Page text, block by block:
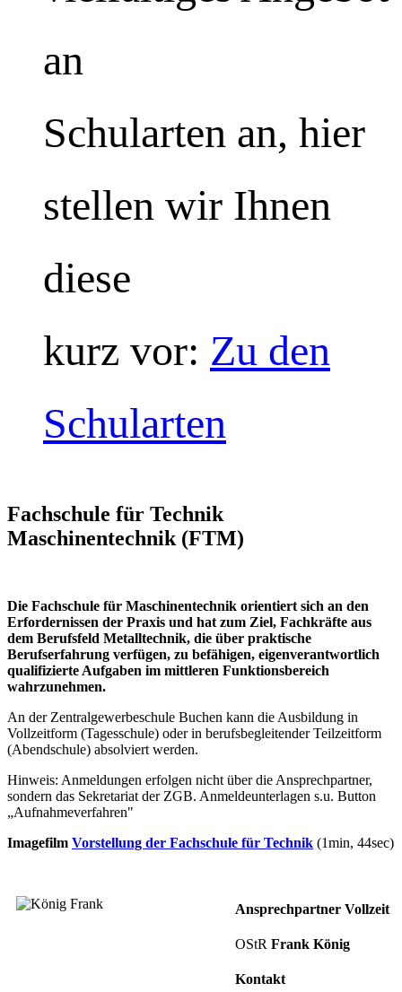
an
Schularten an, hier
stellen wir Ihnen
diese
kurz vor: Zu den
Schularten
Fachschule für Technik
Maschinentechnik (FTM)
Die Fachschule für Maschinentechnik orientiert sich an den
Erfordernissen der Praxis und hat zum Ziel, Fachkräfte aus
dem Berufsfeld Metalltechnik, die über praktische
Berufserfahrung verfügen, zu befähigen, eigenverantwortlich
qualifizierte Aufgaben im mittleren Funktionsbereich
wahrzunehmen.
An der Zentralgewerbeschule Buchen kann die Ausbildung in
Vollzeitform (Tagesschule) oder in berufsbegleitender Teilzeitform
(Abendschule) absolviert werden.
Hinweis: Anmeldungen erfolgen nicht über die Ansprechpartner,
sondern das Sekretariat der ZGB. Anmeldeunterlagen s.u. Button
„Aufnahmeverfahren"
Imagefilm Vorstellung der Fachschule für Technik (1min, 44sec)
Ansprechpartner Vollzeit
OStR Frank König
Kontakt